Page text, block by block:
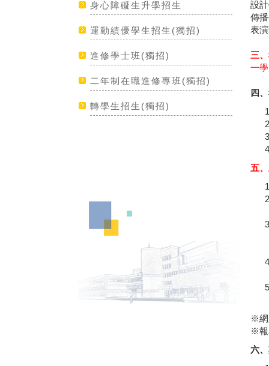
身心障礙生升學招生
運動績優學生招生(獨招)
進修學士班(獨招)
二年制在職進修專班(獨招)
轉學生招生(獨招)
設
傳
表
三
一
四
五
※網
※報
六